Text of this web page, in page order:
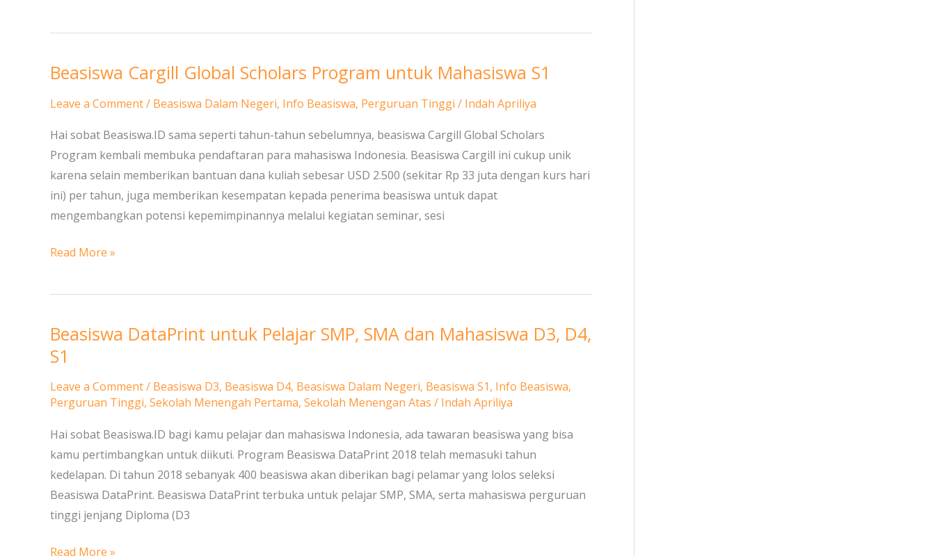
Beasiswa Cargill Global Scholars Program untuk Mahasiswa S1
Leave a Comment/ Beasiswa Dalam Negeri, Info Beasiswa, Perguruan Tinggi / Indah Apriliya
Hai sobat Beasiswa.ID sama seperti tahun-tahun sebelumnya, beasiswa Cargill Global Scholars
Program kembali membuka pendaftaran para mahasiswa Indonesia. Beasiswa Cargill ini cukup unik
karena selain memberikan bantuan dana kuliah sebesar USD 2.500 (sekitar Rp 33 juta dengan kurs hari
ini) per tahun, juga memberikan kesempatan kepada penerima beasiswa untuk dapat
mengembangkan potensi kepemimpinannya melalui kegiatan seminar, sesi
Beasiswa
Global
Scholars
Program
untuk
Mahasiswa
S1
Read More »
Beasiswa DataPrint untuk Pelajar SMP, SMA dan Mahasiswa D3, D4,
S1
Leave a Comment/ Beasiswa D3, Beasiswa D4, Beasiswa Dalam Negeri, Beasiswa S1, Info Beasiswa,
Perguruan Tinggi, Sekolah Menengah Pertama, Sekolah Menengan Atas / Indah Apriliya
Hai sobat Beasiswa.ID bagi kamu pelajar dan mahasiswa Indonesia, ada tawaran beasiswa yang bisa
kamu pertimbangkan untuk diikuti. Program Beasiswa DataPrint 2018 telah memasuki tahun
kedelapan. Di tahun 2018 sebanyak 400 beasiswa akan diberikan bagi pelamar yang lolos seleksi
Beasiswa DataPrint. Beasiswa DataPrint terbuka untuk pelajar SMP, SMA, serta mahasiswa perguruan
tinggi jenjang Diploma (D3
Beasiswa
DataPrint
Pelajar
SMP,
SMA
dan
Mahasiswa
D3,
D4,
Read More »